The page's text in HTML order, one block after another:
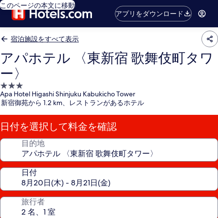
このページの本文に移動
アプリをダウンロード
宿泊施設をすべて表示
アパホテル 〈東新宿 歌舞伎町タワ
ー〉
3.0
つ
星
宿
泊
施
Apa Hotel Higashi Shinjuku Kabukicho Tower
新宿御苑から 1.2 km、レストランがあるホテル
日付を選択して料金を確認
目的地
日付
旅行者